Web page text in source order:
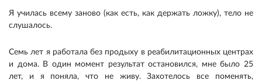
Я училась всему заново (как есть, как держать ложку), тело не
слушалось.
Семь лет я работала без продыху в реабилитационных центрах
и дома. В один момент результат остановился, мне было 25
лет, и я поняла, что не живу. Захотелось все поменять,